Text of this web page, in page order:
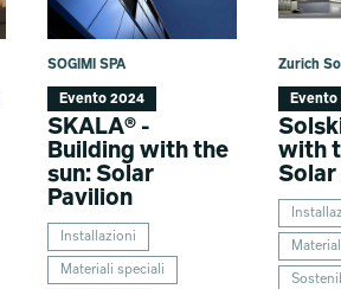
SOGIMI SPA
Evento 2024
SKALA® -
Building with the
sun: Solar
Pavilion
Installazioni
Materiali speciali
Zurich
Evento
with
Solar